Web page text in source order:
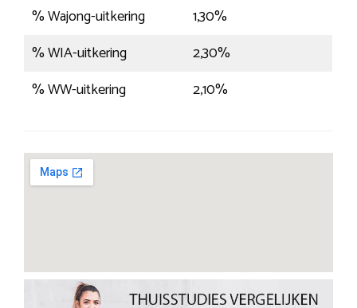
% Wajong-uitkering
1,30%
% WIA-uitkering
2,30%
% WW-uitkering
2,10%